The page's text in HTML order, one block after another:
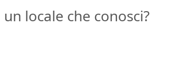
locale che conosci?